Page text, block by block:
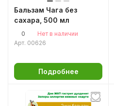
Бальзам Чага без
сахара, 500 мл
0
Нет в наличии
Арт. 00626
Подробнее